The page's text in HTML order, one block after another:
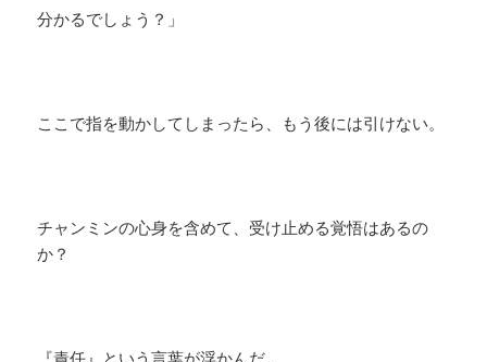
分かるでしょう？」
ここで指を動かしてしまったら、もう後には引けない。
チャンミンの心身を含めて、受け止める覚悟はあるの
か？